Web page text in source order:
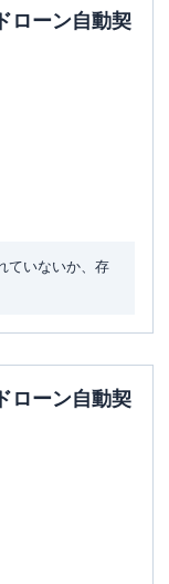
目19-4
ローン自動契
ていないか、存
ローン自動契